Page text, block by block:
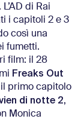
di Rai
i capitoli 2 e 3
così una
fumetti.
film: il 28
Freaks Out
primo capitolo
di notte 2,
Monica